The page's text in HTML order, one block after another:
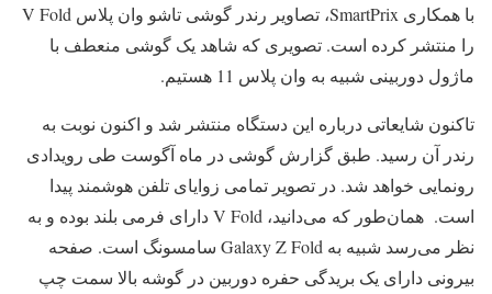
با همکاری SmartPrix، تصاویر رندر گوشی تاشو وان پلاس V Fold
را منتشر کرده است. تصویری که شاهد یک گوشی منعطف با
ماژول دوربینی شبیه به وان پلاس 11 هستیم.
تاکنون شایعاتی درباره این دستگاه منتشر شد و اکنون نوبت به
رندر آن رسید. طبق گزارش گوشی در ماه آگوست طی رویدادی
رونمایی خواهد شد. در تصویر تمامی زوایای تلفن هوشمند پیدا
است. همان‌طور که می‌دانید، V Fold دارای فرمی بلند بوده و به
نظر می‌رسد شبیه به Galaxy Z Fold سامسونگ است. صفحه
بیرونی دارای یک بریدگی حفره دوربین در گوشه بالا سمت چپ